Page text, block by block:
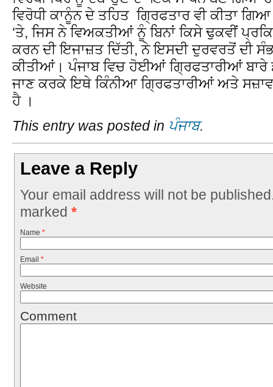
ਵਿਰੋਧੀ ਕਾਨੂੰਨ ਦੇ ਤਹਿਤ ਗ੍ਰਿਫਤਾਰ ਵੀ ਕੀਤਾ
‘ਤੇ, ਜਿਸ ਨੇ ਵਿਅਕਤੀਆਂ ਨੂੰ ਬਿਨਾਂ ਕਿਸੇ ਢੁਕਵੀਂ
ਕਰਨ ਦੀ ਇਜਾਜ਼ਤ ਦਿੱਤੀ, ਨੇ ਇਸਦੀ ਦੁਰਵਰਤੋਂ ਦੀ
ਕੀਤੀਆਂ। ਪੰਜਾਬ ਵਿਚ ਹੋਈਆਂ ਗ੍ਰਿਫਤਾਰੀਆਂ ਬਾਰੇ
ਜਾਣ ਕਰਕੇ ਇਥੇ ਕਿੰਨੀਆ ਗ੍ਰਿਫਤਾਰੀਆਂ ਅਤੇ
ਹੈ ।
This entry was posted in ਪੰਜਾਬ.
Leave a Reply
Your email address will not be
marked *
Name *
Email *
Website
Comment